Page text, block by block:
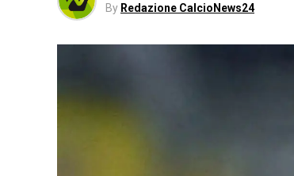
By Redazione CalcioNews24